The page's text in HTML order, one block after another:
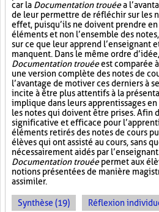
car la Documentation trouéea
de leur permettre de réfléchir sur les
effet, puisqu’ils ne doivent prendre
éléments et non l’ensemble des
sur ce que leur apprend l’enseignant
manquent. Dans le même ordre
Documentation trouéeest comparée
une version complète des notes de
l’avantage de motiver ces derniers à
incite à être plus attentifs à la
implique dans leurs apprentissages
les notes qui doivent être prises. Afin
significative et efficace pour
éléments retirés des notes de cours
élèves qui ont assisté au cours, sans
nécessairement aidés par
Documentation trouéepermet aux
notions présentées de manière
assimiler.
Synthèse (19) Réflexion